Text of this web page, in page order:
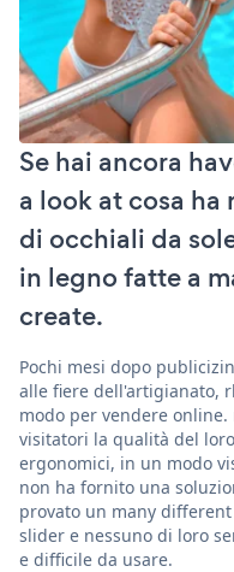
Se hai ancora
a look at cosa ha
di occhiali da
in legno fatte a
create.
Pochi mesi dopo
alle fiere dell'artigianato,
modo per vendere
visitatori la qualità del
ergonomici, in un modo
non ha fornito una
provato un many
slider e nessuno di loro
e difficile da usare.